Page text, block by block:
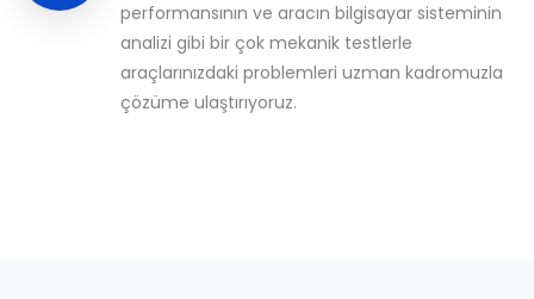
performansının ve aracın bilgisayar sisteminin
analizi gibi bir çok mekanik testlerle
araçlarınızdaki problemleri uzman kadromuzla
çözüme ulaştırıyoruz.